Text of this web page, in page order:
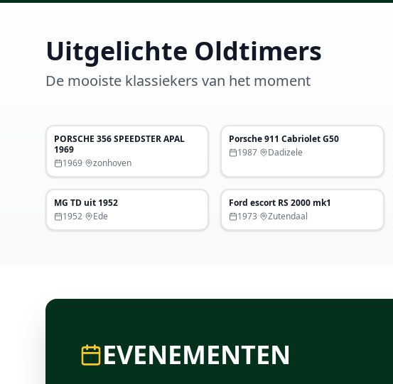
Uitgelichte Oldtimers
De mooiste klassiekers van het moment
Uitgelicht
PORSCHE 356 SPEEDSTER APAL
1969
1969· zonhoven
Uitgelicht
Porsche 911 Cabriolet G50
1987· Dadizele
Uitgelicht
€ 18.950
MG TD uit 1952
1952· Ede
€ 38.500
Ford escort RS 2000 mk1
1973· Zutendaal
EVENEMENTEN